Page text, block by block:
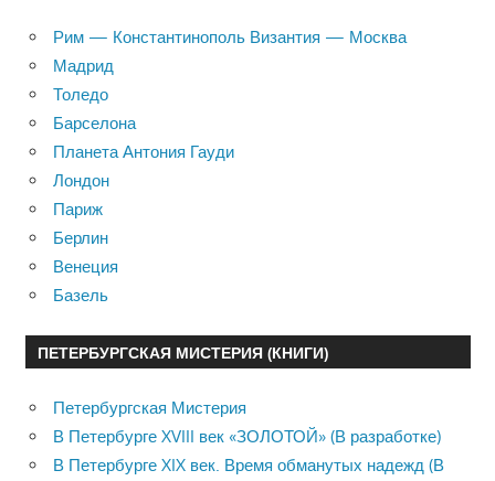
Рим — Константинополь Византия — Москва
Мадрид
Толедо
Барселона
Планета Антония Гауди
Лондон
Париж
Берлин
Венеция
Базель
ПЕТЕРБУРГСКАЯ МИСТЕРИЯ (КНИГИ)
Петербургская Мистерия
В Петербурге XVIII век «ЗОЛОТОЙ» (В разработке)
В Петербурге XIX век. Время обманутых надежд (В